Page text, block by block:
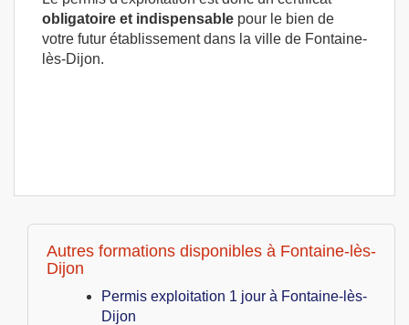
obligatoire et indispensable pour le bien de
votre futur établissement dans la ville de Fontaine-
lès-Dijon.
Autres formations disponibles à Fontaine-lès-
Dijon
Permis exploitation 1 jour à Fontaine-lès-
Dijon